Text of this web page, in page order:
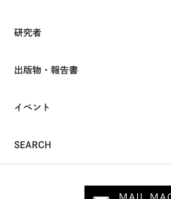
研究者
出版物・報告書
イベント
SEARCH